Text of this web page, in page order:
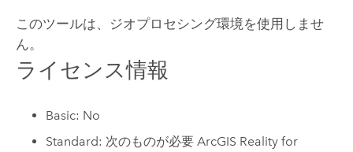
このツールは、ジオプロセシング環境を使用しませ
ん。
ライセンス情報
Basic: No
Standard: 次のものが必要 ArcGIS Reality for